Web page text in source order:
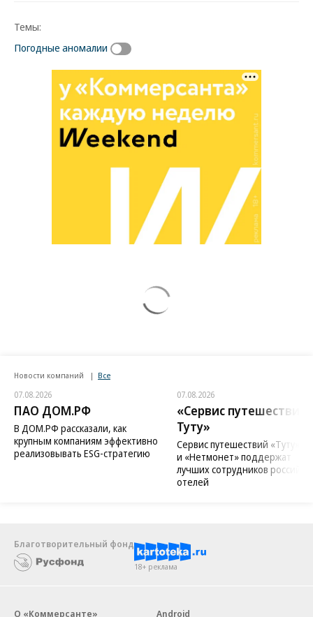
Темы:
Погодные аномалии
Новости компаний Все
07.08.2026
ПАО ДОМ.РФ
В ДОМ.РФ рассказали, как
крупным компаниям эффективно
реализовывать ESG-стратегию
07.08.2026
«Сервис путешествий
Туту»
Сервис путешествий «Туту»
и «Нетмонет» поддержат
лучших сотрудников
отелей
Благотворительный фонд
18+ реклама
О «Коммерсанте»
Android